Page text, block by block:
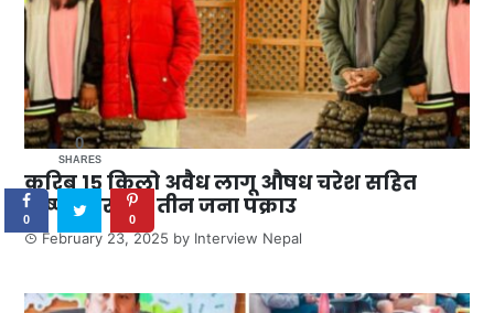
करिब १५ किलो अवैध लागू औषध चरेश सहित
कृष्णनगर बाट तीन जना पक्राउ
February 23, 2025 by Interview Nepal
0
SHARES
0 0